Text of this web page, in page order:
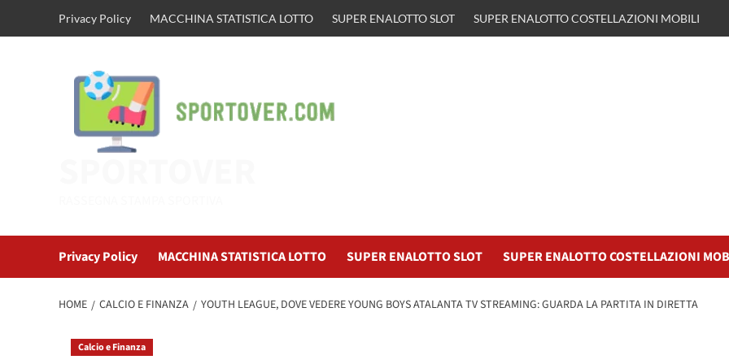
Privacy Policy MACCHINA STATISTICA LOTTO SUPER ENALOTTO SLOT SUPER ENALOTTO COSTELLAZIONI MOBILI
Privacy Policy MACCHINA STATISTICA LOTTO SUPER ENALOTTO SLOT SUPER ENALOTTO COSTELLAZIONI
HOME CALCIO E FINANZA YOUTH LEAGUE, DOVE VEDERE YOUNG BOYS ATALANTA TV STREAMING: GUARDA LA PARTITA IN DIRETTA
Calcio e Finanza